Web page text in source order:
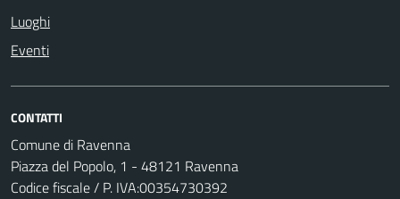
Luoghi
Eventi
CONTATTI
Comune di Ravenna
Piazza del Popolo, 1 - 48121 Ravenna
Codice fiscale / P. IVA:00354730392